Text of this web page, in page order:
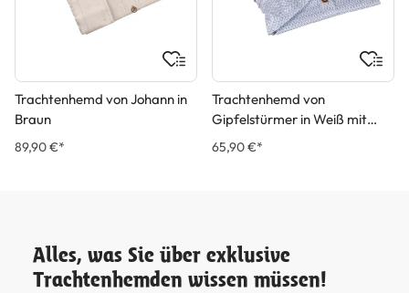
Trachtenhemd von Johann in
Braun
89,90 €*
Trachtenhemd von
Gipfelstürmer in Weiß mit
Blauem Muster
65,90 €*
Alles, was Sie über exklusive
Trachtenhemden wissen müssen!